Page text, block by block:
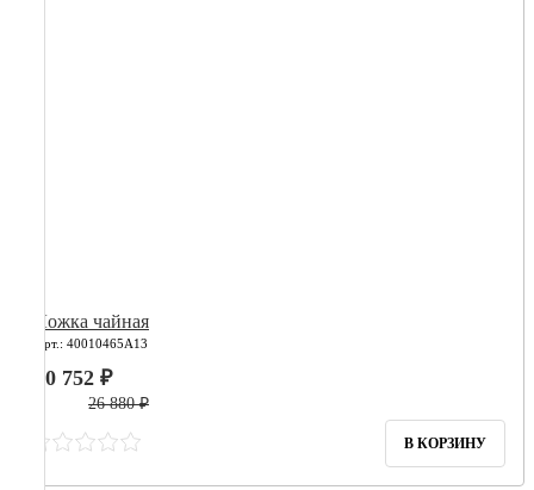
Ложка чайная
Арт.: 40010465А13
10 752 ₽
26 880 ₽
В КОРЗИНУ